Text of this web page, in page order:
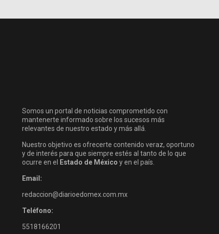
Somos un portal de noticias comprometido con
mantenerte informado sobre los sucesos más
relevantes de nuestro estado y más allá.
Nuestro objetivo es ofrecerte contenido veraz, oportuno
y de interés para que siempre estés al tanto de lo que
ocurre en el
Estado de México y en el país.
Email:
redaccion@diarioedomex.com.mx
Teléfono:
5518166201